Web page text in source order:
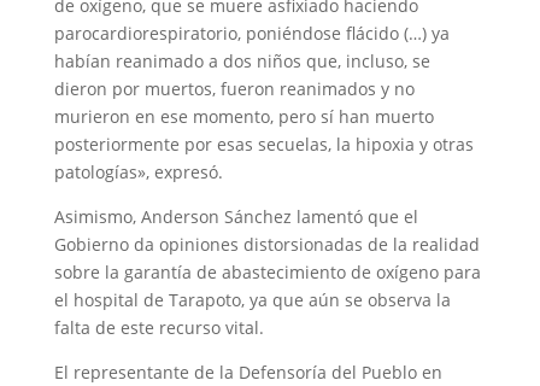
de oxígeno, que se muere asfixiado haciendo
parocardiorespiratorio, poniéndose flácido (…) ya
habían reanimado a dos niños que, incluso, se
dieron por muertos, fueron reanimados y no
murieron en ese momento, pero sí han muerto
posteriormente por esas secuelas, la hipoxia y otras
patologías», expresó.
Asimismo, Anderson Sánchez lamentó que el
Gobierno da opiniones distorsionadas de la realidad
sobre la garantía de abastecimiento de oxígeno para
el hospital de Tarapoto, ya que aún se observa la
falta de este recurso vital.
El representante de la Defensoría del Pueblo en